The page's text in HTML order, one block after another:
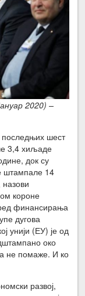
2020) –
шест
3,4 хиљаде
док су
штампале 14
короне
финансирања
дугова
унији (ЕУ) је од
око
не помаже. И ко
развој,